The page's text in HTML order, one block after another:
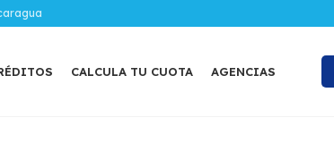
CALCULA TU CUOTA AGENCIAS